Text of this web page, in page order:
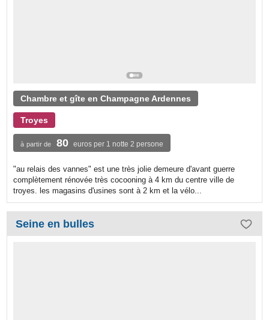
Chambre et gîte en Champagne Ardennes
Troyes
à partir de 80 euros per 1 notte 2 persone
"au relais des vannes" est une très jolie demeure d'avant guerre
complètement rénovée très cocooning à 4 km du centre ville de
troyes. les magasins d'usines sont à 2 km et la vélo...
Seine en bulles